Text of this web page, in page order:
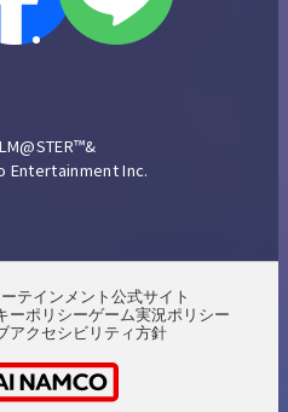
Entertainment Inc.
テインメント公式サイト
ーポリシーゲーム実況ポリシー
アクセシビリティ方針